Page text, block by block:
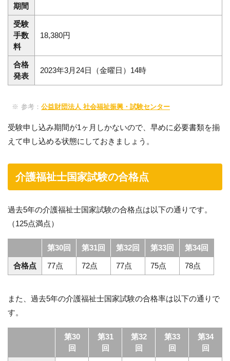
期間
受験
手数
料
18,380円
合格
発表
2023年3月24日（金曜日）14時
参考： 公益財団法人 社会福祉振興・試験センター
受験申し込み期間が1ヶ月しかないので、早めに必要書類を揃
えて申し込める状態にしておきましょう。
介護福祉士国家試験の合格点
過去5年の介護福祉士国家試験の合格点は以下の通りです。
（125点満点）
第30回 第31回 第32回 第33回 第34回
合格点 77点 72点 77点 75点 78点
また、過去5年の介護福祉士国家試験の合格率は以下の通りで
す。
第30
回
第31
回
第32
回
第33
回
第34
回